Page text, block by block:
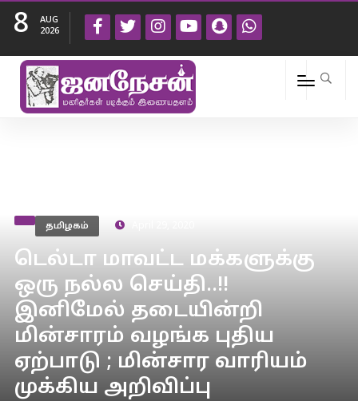
8
AUG
2026
தமிழகம்
டெல்டா மாவட்ட மக்களுக்கு
ஒரு நல்ல செய்தி..!!
இனிமேல் தடையின்றி
மின்சாரம் வழங்க புதிய
ஏற்பாடு ; மின்சார வாரியம்
முக்கிய அறிவிப்பு